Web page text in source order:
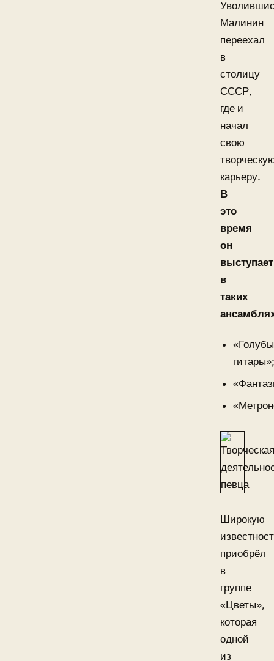
Малинин
переехал
в
столицу
СССР,
где и
начал
свою
карьеру.
В
это
время
он
выступает
в
таких
Широкую
приобрёл
в
группе
«Цветы»,
которая
одной
из